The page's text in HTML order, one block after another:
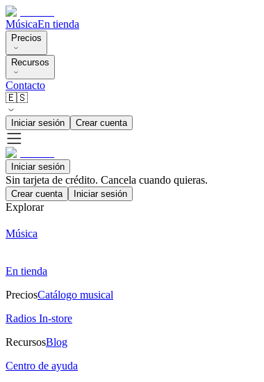
MúsicaEn tienda
Precios
Recursos
Contacto
🇪🇸
Iniciar sesión Crear cuenta
Iniciar sesión
Sin tarjeta de crédito. Cancela cuando quieras.
Crear cuenta Iniciar sesión
Explorar
Música
En tienda
PreciosCatálogo musical
Radios In-store
RecursosBlog
Centro de ayuda